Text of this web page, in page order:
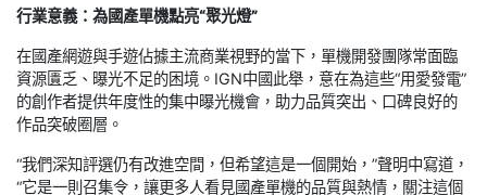
行業意義：為國產單機點亮“聚光燈”
在國產網遊與手遊佔據主流商業視野的當下，單機開發團隊常面臨
資源匱乏、曝光不足的困境。IGN中國此舉，意在為這些“用愛發電”
的創作者提供年度性的集中曝光機會，助力品質突出、口碑良好的
作品突破圈層。
“我們深知評選仍有改進空間，但希望這是一個開始，”聲明中寫道，
“它是一則召集令，讓更多人看見國產單機的品質與熱情，關注這個